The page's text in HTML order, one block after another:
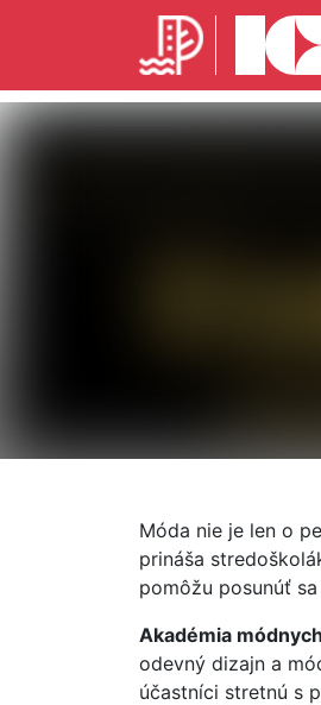
Móda nie je len o
prináša
pomôžu posunúť
Akadémia
odevný dizajn a
účastníci stretnú s